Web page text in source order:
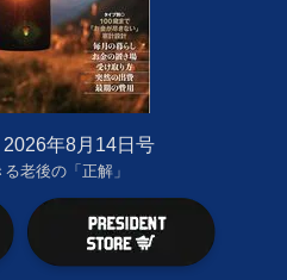
年8月14日号
老後の「正解」